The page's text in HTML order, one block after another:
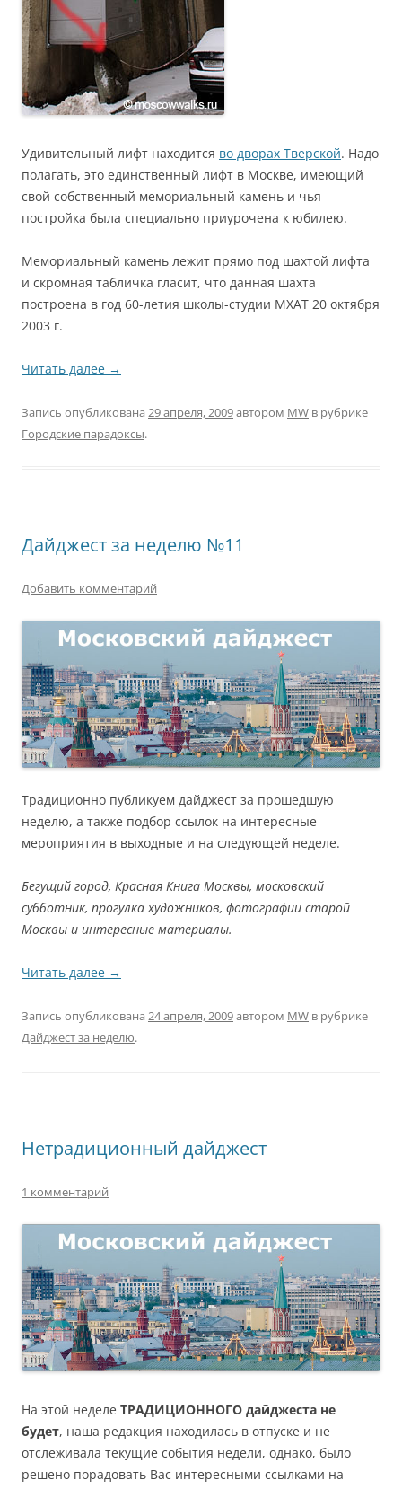
Удивительный лифт находится во дворах Тверской. Надо
полагать, это единственный лифт в Москве, имеющий
свой собственный мемориальный камень и чья
постройка была специально приурочена к юбилею.
Мемориальный камень лежит прямо под шахтой лифта
и скромная табличка гласит, что данная шахта
построена в год 60-летия школы-студии МХАТ 20 октября
2003 г.
Читать далее →
Запись опубликована 29 апреля, 2009автором MW в рубрике
Городские парадоксы.
Дайджест за неделю №11
Добавить комментарий
Традиционно публикуем дайджест за прошедшую
неделю, а также подбор ссылок на интересные
мероприятия в выходные и на следующей неделе.
Бегущий город, Красная Книга Москвы, московский
субботник, прогулка художников, фотографии старой
Москвы и интересные материалы.
Читать далее →
Запись опубликована 24 апреля, 2009автором MW в рубрике
Дайджест за неделю.
Нетрадиционный дайджест
1 комментарий
На этой неделе ТРАДИЦИОННОГО дайджеста не
будет, наша редакция находилась в отпуске и не
отслеживала текущие события недели, однако, было
решено порадовать Вас интересными ссылками на